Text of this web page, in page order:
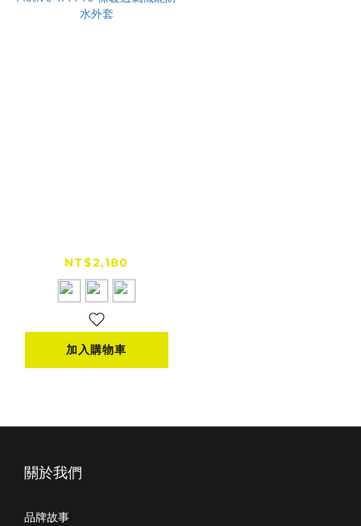
TA-Pro 保暖透氣機能
防水外套
NT$2,180
加入購物車
關於我們
品牌故事